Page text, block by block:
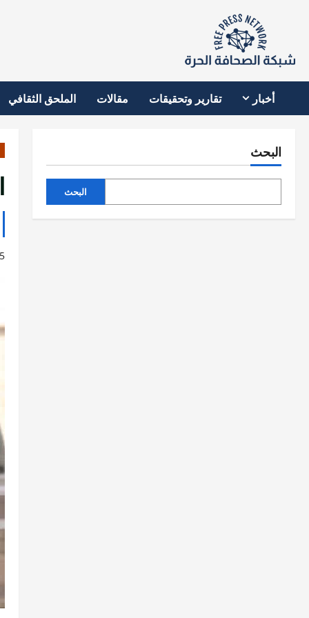
أخبار تقارير وتحقيقات مقالات الملحق الثقافي
البحث
البحث